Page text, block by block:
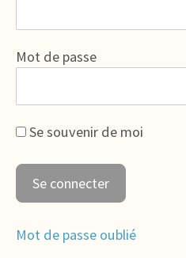
Mot de passe
Se souvenir de moi
Mot de passe oublié